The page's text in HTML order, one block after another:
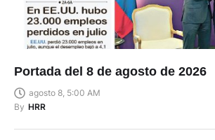
Portada del 8 de agosto de 2026
agosto 8, 5:00 AM
By HRR